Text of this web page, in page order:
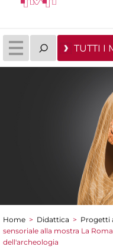
TUTTI I
Tu sei qui
Home > Didattica > Progetti
sensoriale alla mostra La
dell'archeologia